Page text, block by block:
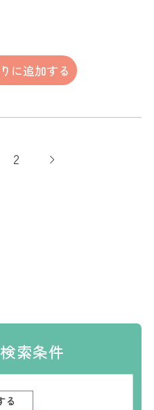
に追加する
2
索条件
る